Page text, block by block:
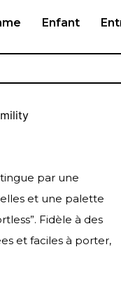
Enfant
par une
et une palette
Fidèle à des
et faciles à porter,